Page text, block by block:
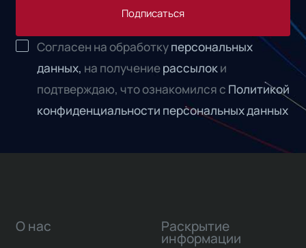
Подписаться
Согласен на обработкуперсональных
данных, на получениерассылоки
подтверждаю, что ознакомился с Политикой
конфиденциальности персональных данных
О нас Раскрытие
информации